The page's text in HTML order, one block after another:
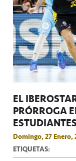
EL
PRÓRROGA
ESTUDIANTES
Domingo, 27 Enero,
ETIQUETAS: